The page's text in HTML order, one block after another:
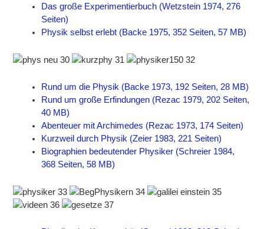
Das große Experimentierbuch (Wetzstein 1974, 276
Seiten)
Physik selbst erlebt (Backe 1975, 352 Seiten, 57 MB)
Rund um die Physik (Backe 1973, 192 Seiten, 28 MB)
Rund um große Erfindungen (Rezac 1979, 202 Seiten,
40 MB)
Abenteuer mit Archimedes (Rezac 1973, 174 Seiten)
Kurzweil durch Physik (Zeier 1983, 221 Seiten)
Biographien bedeutender Physiker (Schreier 1984,
368 Seiten, 58 MB)